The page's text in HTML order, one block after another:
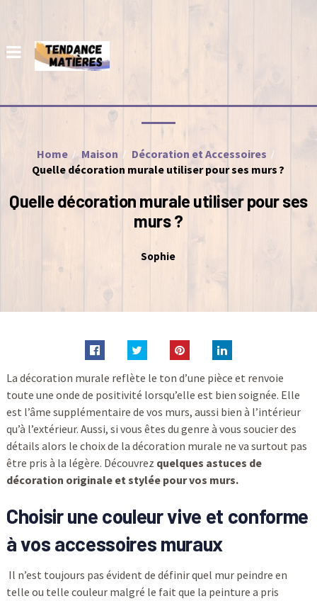
Home Maison
Décoration et Accessoires
Quelle décoration murale utiliser pour ses murs ?
Quelle décoration murale utiliser pour ses
murs ?
Sophie
La décoration murale reflète le ton d’une pièce et renvoie
toute une onde de positivité lorsqu’elle est bien soignée. Elle
est l’âme supplémentaire de vos murs, aussi bien à l’intérieur
qu’à l’extérieur. Aussi, si vous êtes du genre à vous soucier des
détails alors le choix de la décoration murale ne va surtout pas
être pris à la légère. Découvrez quelques astuces de
décoration originale et stylée pour vos murs.
Choisir une couleur vive et conforme
à vos accessoires muraux
Il n’est toujours pas évident de définir quel mur peindre en
telle ou telle couleur malgré le fait que la peinture a pris